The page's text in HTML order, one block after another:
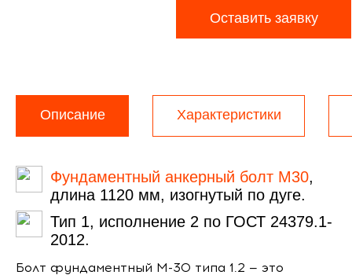
Оставить заявку
Описание Характеристики
Фундаментный анкерный болт М30,
длина 1120 мм, изогнутый по дуге.
Тип 1, исполнение 2 по ГОСТ 24379.1-
2012.
Болт фундаментный М-30 типа 1.2 — это